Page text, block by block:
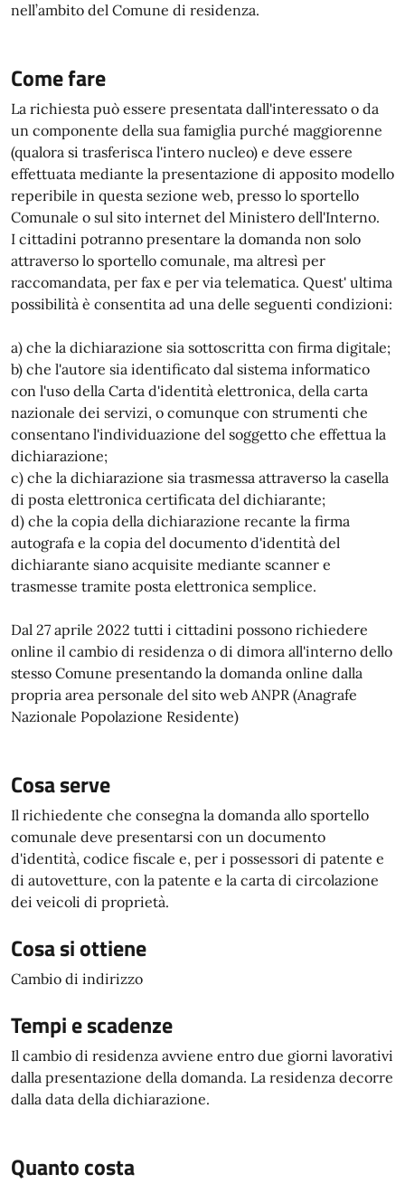
nell’ambito del Comune di residenza.
Come fare
La richiesta può essere presentata dall'interessato o da
un componente della sua famiglia purché maggiorenne
(qualora si trasferisca l'intero nucleo) e deve essere
effettuata mediante la presentazione di apposito modello
reperibile in questa sezione web, presso lo sportello
Comunale o sul sito internet del Ministero dell'Interno.
I cittadini potranno presentare la domanda non solo
attraverso lo sportello comunale, ma altresì per
raccomandata, per fax e per via telematica. Quest' ultima
possibilità è consentita ad una delle seguenti condizioni:
a) che la dichiarazione sia sottoscritta con firma digitale;
b) che l'autore sia identificato dal sistema informatico
con l'uso della Carta d'identità elettronica, della carta
nazionale dei servizi, o comunque con strumenti che
consentano l'individuazione del soggetto che effettua la
dichiarazione;
c) che la dichiarazione sia trasmessa attraverso la casella
di posta elettronica certificata del dichiarante;
d) che la copia della dichiarazione recante la firma
autografa e la copia del documento d'identità del
dichiarante siano acquisite mediante scanner e
trasmesse tramite posta elettronica semplice.
Dal 27 aprile 2022 tutti i cittadini possono richiedere
online il cambio di residenza o di dimora all'interno dello
stesso Comune presentando la domanda online dalla
propria area personale del sito web ANPR (Anagrafe
Nazionale Popolazione Residente)
Cosa serve
Il richiedente che consegna la domanda allo sportello
comunale deve presentarsi con un documento
d'identità, codice fiscale e, per i possessori di patente e
di autovetture, con la patente e la carta di circolazione
dei veicoli di proprietà.
Cosa si ottiene
Cambio di indirizzo
Tempi e scadenze
Il cambio di residenza avviene entro due giorni lavorativi
dalla presentazione della domanda. La residenza decorre
dalla data della dichiarazione.
Quanto costa